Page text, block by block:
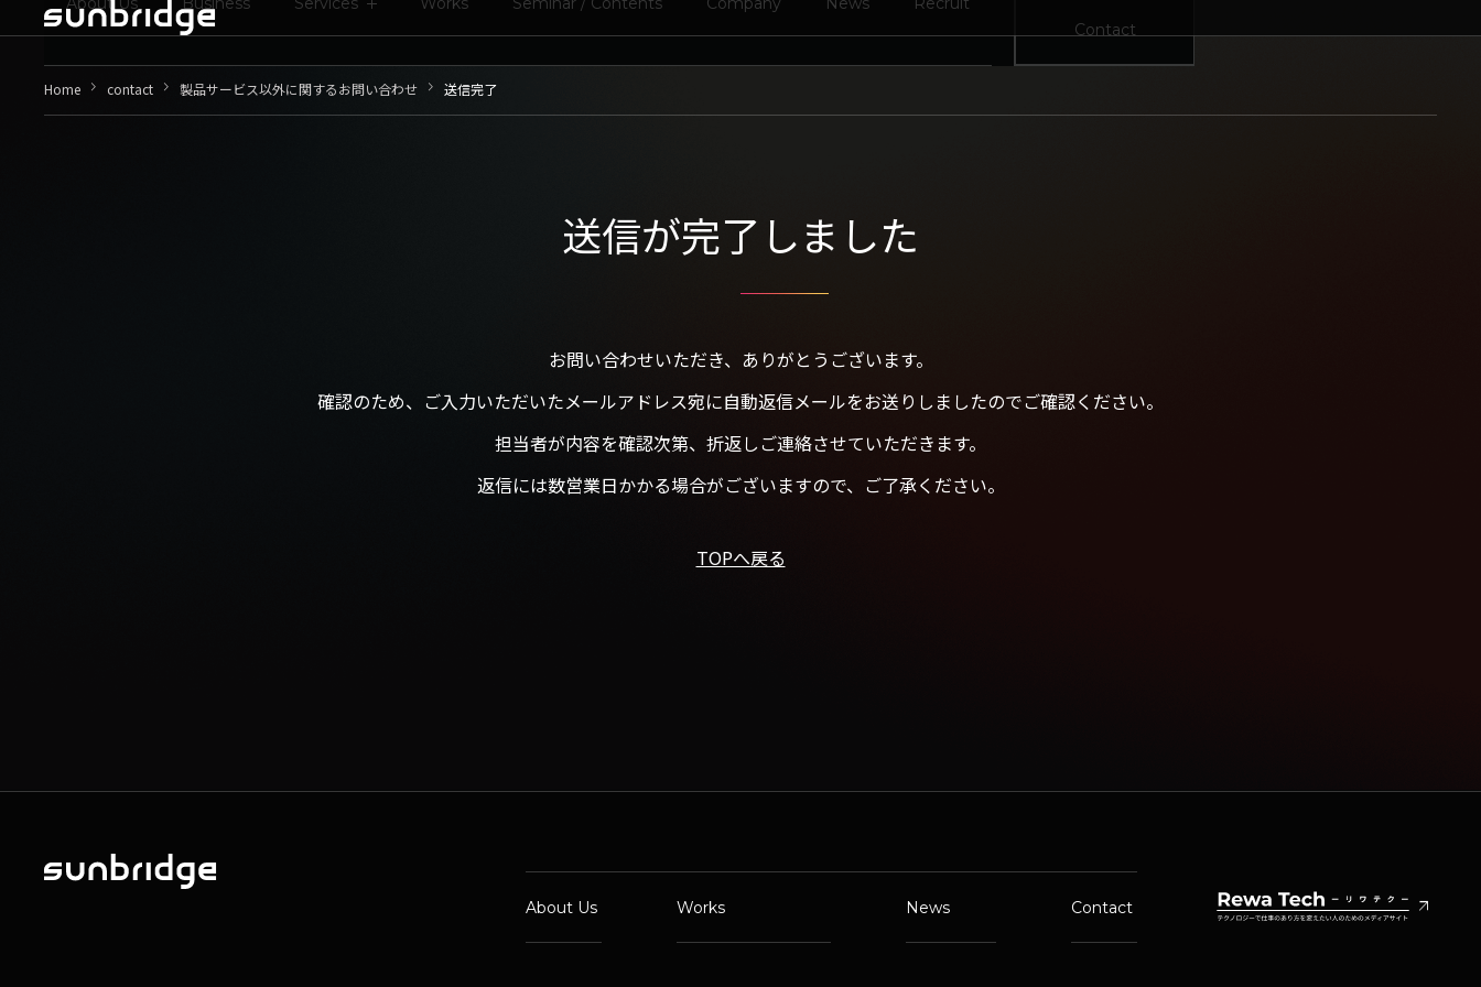
Contact
Home keyboard_arrow_right contact keyboard_arrow_right 製品サービス以外に関するお問い合わせ keyboard_arrow_right 送信完了
送信が完了しました
お問い合わせいただき、ありがとうございます。
確認のため、ご入力いただいたメールアドレス宛に自動返信メールをお送りしましたのでご確認ください。
担当者が内容を確認次第、折返しご連絡させていただきます。
返信には数営業日かかる場合がございますので、ご了承ください。
TOPへ戻る
About Us Works News Contact arrow_outward